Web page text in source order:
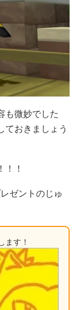
も微妙でした
ておきましょう
！
ゼントのじゅ
ます！